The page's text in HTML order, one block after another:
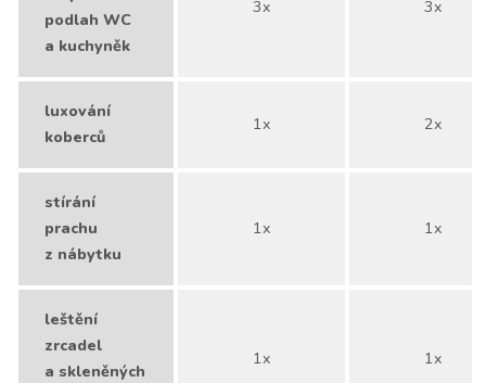
podlah WC
a kuchyněk
3x 3x
luxování
koberců
1x 2x
stírání
prachu
z nábytku
1x 1x
leštění
zrcadel
a skleněných
1x 1x